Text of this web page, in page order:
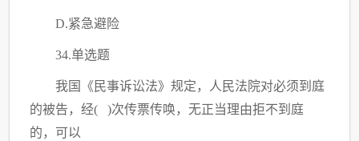
D.紧急避险
34.单选题
我国《民事诉讼法》规定，人民法院对必须到庭
的被告，经( )次传票传唤，无正当理由拒不到庭
的，可以